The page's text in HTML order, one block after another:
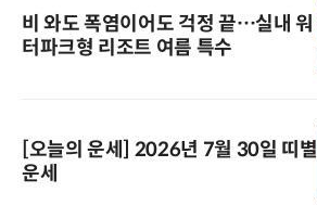
비 와도 폭염이어도 걱정 끝…실내 워
터파크형 리조트 여름 특수
[오늘의 운세] 2026년 7월 30일 띠별
운세